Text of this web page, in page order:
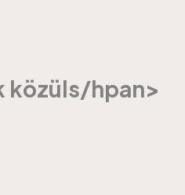
közüls/hpan>